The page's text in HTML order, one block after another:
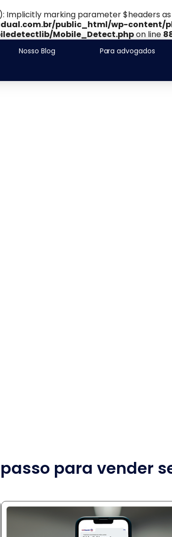
marking parameter $headers
public_html/wp-content/
Mobile_Detect.phpon line
Nosso Blog Para advogados
para vender